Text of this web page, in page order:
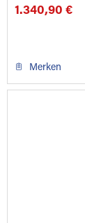
1.340,90 €
Merken